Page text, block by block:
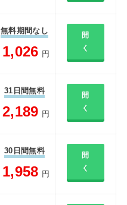
無料期間なし
1,026 円
開
く
31日間無料
2,189 円
開
く
30日間無料
1,958 円
開
く